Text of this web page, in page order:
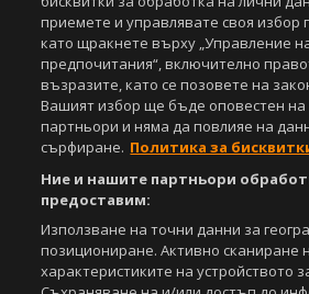
Управление на предпочитания
Съдържанието на този уеб сайт и
под закрила на Закона за авторското право
Всички статии, репортажи, интервюта и
видео материали, публикувани в сайта, са
Спортал, освен ако изрично е посочено
публикуване на текстови материали само
Агенция Спортал, посочване на източника
www.sportal.bg. Използването на графични
публикувани в сайта, е строго забранено.
санкционирани с цялата строгост на закона.
СвалиБЕЗПЛАТНОТОприложение за:
приемете и управлявате своя избор
като щракнете върху „Управление
предпочитания“, включително
възразите, като се позовете на
Вашият избор ще бъде оповестен
партньори и няма да повлияе на
сърфиране. Политика за
Ние и нашите партньори
предоставим:
Използване на точни данни за
позициониране. Активно сканиране
характеристиките на устройството